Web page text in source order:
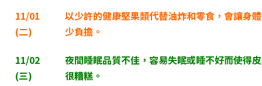
11/01
(二)
以少許的健康堅果類代替油炸和零食，會讓身
少負擔。
11/02
(三)
夜間睡眠品質不佳，容易失眠或睡不好而使得
很糟糕。